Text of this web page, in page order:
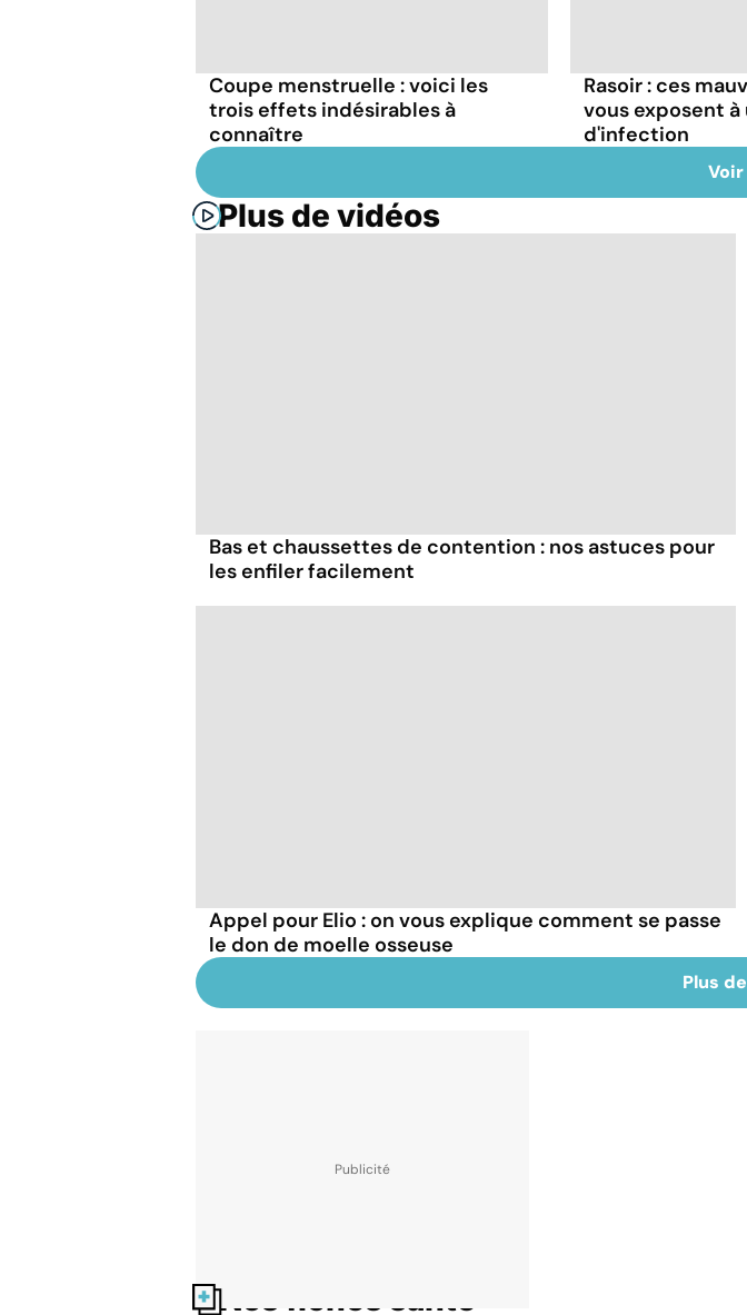
Coupe menstruelle : voici les
trois effets indésirables à
connaître
Rasoir : ces
vous exposent à
d'infection
Plus de vidéos
Bas et chaussettes de contention : nos astuces pour
les enfiler facilement
Appel pour Elio : on vous explique comment se passe
le don de moelle osseuse
Plus
Nos fiches santé